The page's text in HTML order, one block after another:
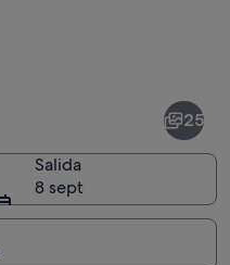
25
Salida
8 sept